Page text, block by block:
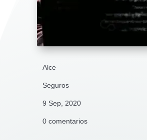
Alce
Seguros
9 Sep, 2020
0 comentarios